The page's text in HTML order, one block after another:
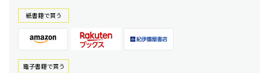
紙書籍で買う
電⼦書籍で買う